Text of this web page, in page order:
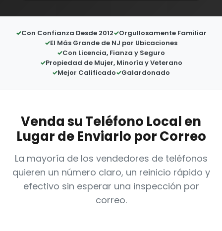
Con Confianza Desde 2012
Orgullosamente Familiar
El Más Grande de NJ por Ubicaciones
Con Licencia, Fianza y Seguro
Propiedad de Mujer, Minoría y Veterano
Mejor Calificado
Galardonado
Venda su Teléfono Local en
Lugar de Enviarlo por Correo
La mayoría de los vendedores de teléfonos
quieren un número claro, un reinicio rápido y
efectivo sin esperar una inspección por
correo.